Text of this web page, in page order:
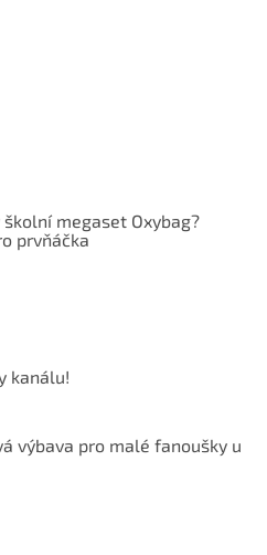
megaset Oxybag?
prvňáčka
kanálu!
výbava pro malé fanoušky u